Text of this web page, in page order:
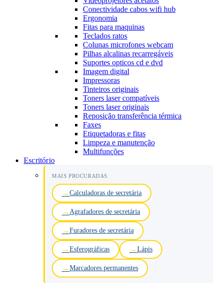
Conectividade cabos wifi hub
Ergonomia
Fitas para maquinas
Teclados ratos
Colunas microfones webcam
Pilhas alcalinas recarregáveis
Suportes opticos cd e dvd
Imagem digital
Impressoras
Tinteiros originais
Toners laser compatíveis
Toners laser originais
Reposição transferência térmica
Faxes
Etiquetadoras e fitas
Limpeza e manutenção
Multifunções
Escritório
MAIS PROCURADAS
Calculadoras de secretária
Agrafadores de secretária
Furadores de secretária
Esferográficas Lápis
Marcadores permanentes